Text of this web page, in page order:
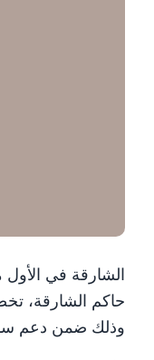
الشارقة في
وذلك ضمن دعم